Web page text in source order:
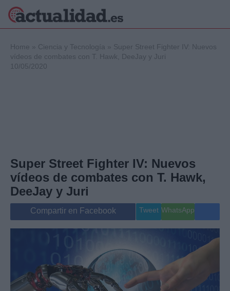
Internacional
Viajes
Gente
Musica
Home » Ciencia y Tecnología » Super Street Fighter IV: Nuevos
vídeos de combates con T. Hawk, DeeJay y Juri
10/05/2020
Super Street Fighter IV: Nuevos
vídeos de combates con T. Hawk,
DeeJay y Juri
Compartir en Facebook Tweet WhatsApp